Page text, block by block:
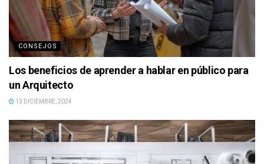
CONSEJOS
Los beneficios de aprender a hablar en público para
un Arquitecto
13 DICIEMBRE, 2024